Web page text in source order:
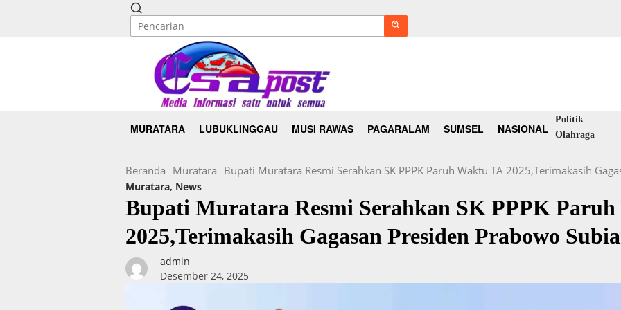
MURATARA LUBUKLINGGAU MUSI RAWAS PAGARALAM SUMSEL NASIONAL
Politik
Olahraga
Beranda Muratara Bupati Muratara Resmi Serahkan SK PPPK Paruh Waktu TA 2025,Terimakasih
Muratara, News
Bupati Muratara Resmi Serahkan SK PPPK
2025,Terimakasih Gagasan Presiden Prabowo
admin
Desember 24, 2025